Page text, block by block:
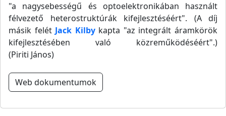
"a nagysebességű és optoelektronikában használt
félvezető heterostruktúrák kifejlesztéséért". (A díj
másik felét Jack Kilbykapta "az integrált áramkörök
kifejlesztésében való közreműködéséért".)
(Piriti János)
Web dokumentumok